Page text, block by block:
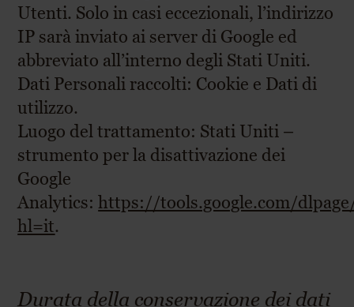
Utenti. Solo in casi eccezionali, l’indirizzo
IP sarà inviato ai server di Google ed
abbreviato all’interno degli Stati Uniti.
Dati Personali raccolti: Cookie e Dati di
utilizzo.
Luogo del trattamento: Stati Uniti –
strumento per la disattivazione dei
Google
Analytics:https://tools.google.com/
hl=it.
Durata della conservazione dei dati